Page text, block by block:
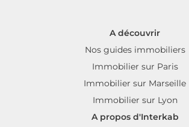
A découvrir
Nos guides immobiliers
Immobilier sur Paris
Immobilier sur Marseille
Immobilier sur Lyon
A propos d'Interkab